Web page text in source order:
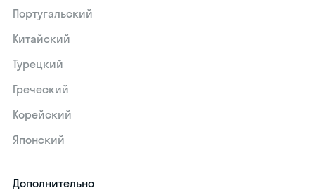
Португальский
Китайский
Турецкий
Греческий
Корейский
Японский
Дополнительно